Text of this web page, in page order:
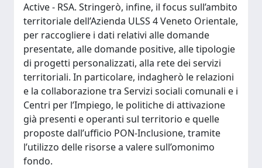
Active - RSA. Stringerò, infine, il focus sull’ambito
territoriale dell’Azienda ULSS 4 Veneto Orientale,
per raccogliere i dati relativi alle domande
presentate, alle domande positive, alle tipologie
di progetti personalizzati, alla rete dei servizi
territoriali. In particolare, indagherò le relazioni
e la collaborazione tra Servizi sociali comunali e i
Centri per l’Impiego, le politiche di attivazione
già presenti e operanti sul territorio e quelle
proposte dall’ufficio PON-Inclusione, tramite
l’utilizzo delle risorse a valere sull’omonimo
fondo.